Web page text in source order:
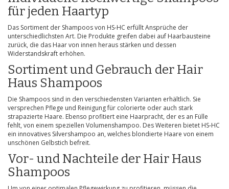
für jeden Haartyp
Das Sortiment der Shampoos von HS-HC erfüllt Ansprüche der
unterschiedlichsten Art. Die Produkte greifen dabei auf Haarbausteine
zurück, die das Haar von innen heraus stärken und dessen
Widerstandskraft erhöhen.
Sortiment und Gebrauch der Hair
Haus Shampoos
Die Shampoos sind in den verschiedensten Varianten erhältlich. Sie
versprechen Pflege und Reinigung für colorierte oder auch stark
strapazierte Haare. Ebenso profitiert eine Haarpracht, der es an Fülle
fehlt, von einem speziellen Volumenshampoo. Des Weiteren bietet HS-HC
ein innovatives Silvershampoo an, welches blondierte Haare von einem
unschönen Gelbstich befreit.
Vor- und Nachteile der Hair Haus
Shampoos